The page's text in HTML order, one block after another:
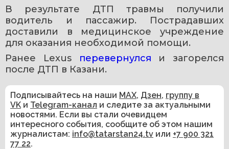
В результате ДТП травмы получили
водитель и пассажир. Пострадавших
доставили в медицинское учреждение
для оказания необходимой помощи.
Ранее Lexus
перевернулся и загорелся
после ДТП в Казани.
Подписывайтесь на наши MAX, Дзен, группу в
VK и Telegram-канал и следите за актуальными
новостями. Если вы стали очевидцем
интересного события, сообщите об этом нашим
журналистам: info@tatarstan24.tv или +7 900 321
77 22.